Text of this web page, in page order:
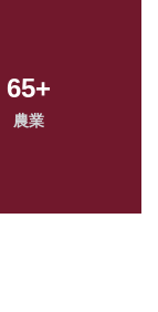
65+
農業